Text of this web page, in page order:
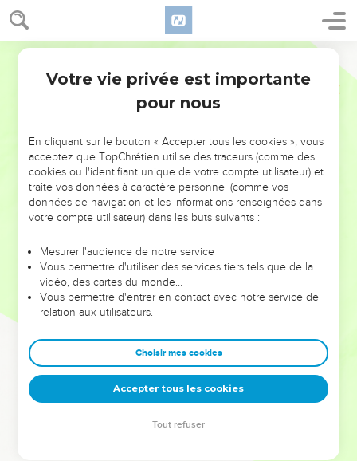
NE MANQUEZ PAS L’ÉVÉNEMENT
DE L’ANNÉE !
ET SI LEURS ERREURS POUVAIENT VOUS ÉVITER LES
VOTRES ?
leur foi ou leur vision. Mais on voit moins les doutes, les erreurs
et les saisons difficiles qu'ils ont traversés, alors même que ce
sont elles qui les ont façonnés.
Dans cette conférence, leaders, entrepreneurs, et responsables
clés pour avancer avec plus de sagesse afin que leurs erreurs
deviennent vos tremplins. Que vous guidiez un ministère, une
équipe, un groupe ou une famille, leur expérience est faite
pour vous.
Votre vie privée est importante
pour nous
En cliquant sur le bouton « Accepter tous les cookies », vous
acceptez que TopChrétien utilise des traceurs (comme des
cookies ou l'identifiant unique de votre compte utilisateur) et
traite vos données à caractère personnel (comme vos
données de navigation et les informations renseignées dans
votre compte utilisateur) dans les buts suivants :
Mesurer l'audience de notre service
Vous permettre d'utiliser des services tiers tels que de la
vidéo, des cartes du monde…
Vous permettre d'entrer en contact avec notre service de
relation aux utilisateurs.
Choisir mes cookies
Accepter tous les cookies
Tout refuser